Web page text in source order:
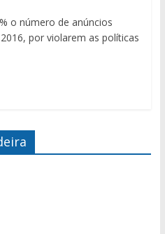
o número de anúncios
por violarem as políticas